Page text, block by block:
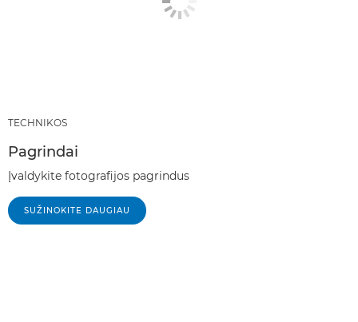
TECHNIKOS
Pagrindai
Įvaldykite fotografijos pagrindus
SUŽINOKITE DAUGIAU